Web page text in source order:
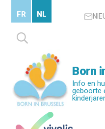
content
Zoeken
naar:
FR NL
Born
Info en
geboorte